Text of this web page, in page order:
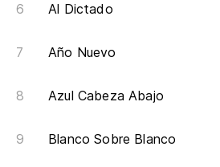
Al Dictado
Año Nuevo
Azul Cabeza Abajo
Blanco Sobre Blanco